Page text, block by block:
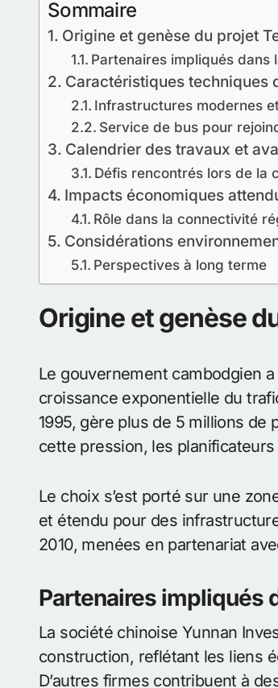
Sommaire
Origine et genèse du projet
Partenaires impliqués dans
Caractéristiques techniques
Infrastructures modernes
Service de bus pour
Calendrier des travaux et
Défis rencontrés lors de la
Impacts économiques
Rôle dans la connectivité
Considérations
Perspectives à long terme
Origine et genèse
Le gouvernement cambodgien a
croissance exponentielle du
1995, gère plus de 5 millions de
cette pression, les
Le choix s’est porté sur une
et étendu pour des
2010, menées en partenariat
Partenaires impliqués
La société chinoise Yunnan
construction, reflétant les liens
D’autres firmes contribuent à